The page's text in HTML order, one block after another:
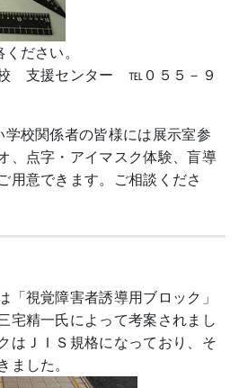
ださい。
支援センター ℡０５５－９
校関係者の皆様には展示室参
、点字・アイマスク体験、盲導
用意できます。ご相談くださ
「視覚障害者誘導用ブロック」
宅精一氏によって考案されまし
はＪＩＳ規格になっており、そ
ました。